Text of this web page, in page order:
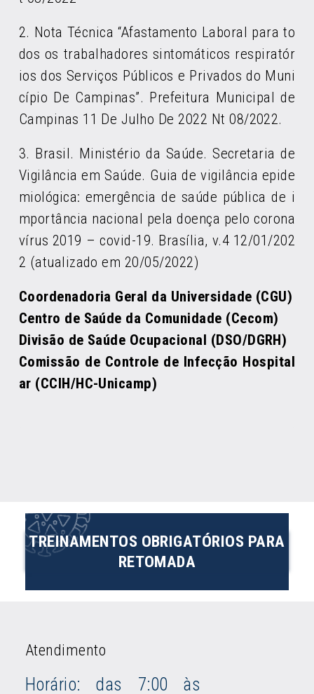
2. Nota Técnica “Afastamento Laboral para to
dos os trabalhadores sintomáticos respiratór
ios dos Serviços Públicos e Privados do Muni
cípio De Campinas”. Prefeitura Municipal de
Campinas 11 De Julho De 2022 Nt 08/2022.
3. Brasil. Ministério da Saúde. Secretaria de
Vigilância em Saúde. Guia de vigilância epide
miológica: emergência de saúde pública de i
mportância nacional pela doença pelo corona
vírus 2019 – covid-19. Brasília, v.4 12/01/202
2 (atualizado em 20/05/2022)
Coordenadoria Geral da Universidade (CGU)
Centro de Saúde da Comunidade (Cecom)
Divisão de Saúde Ocupacional (DSO/DGRH)
Comissão de Controle de Infecção Hospital
ar (CCIH/HC-Unicamp)
TREINAMENTOS OBRIGATÓRIOS PARA
RETOMADA
Atendimento
Horário: das 7:00 às